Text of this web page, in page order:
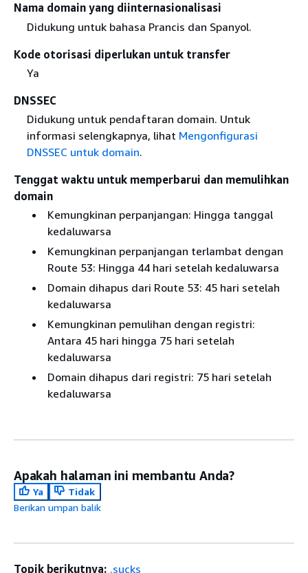
Nama domain yang diinternasionalisasi
Didukung untuk bahasa Prancis dan Spanyol.
Kode otorisasi diperlukan untuk transfer
Ya
DNSSEC
Didukung untuk pendaftaran domain. Untuk
informasi selengkapnya, lihat Mengonfigurasi
DNSSEC untuk domain.
Tenggat waktu untuk memperbarui dan memulihkan
domain
Kemungkinan perpanjangan: Hingga tanggal
kedaluwarsa
Kemungkinan perpanjangan terlambat dengan
Route 53: Hingga 44 hari setelah kedaluwarsa
Domain dihapus dari Route 53: 45 hari setelah
kedaluwarsa
Kemungkinan pemulihan dengan registri:
Antara 45 hari hingga 75 hari setelah
kedaluwarsa
Domain dihapus dari registri: 75 hari setelah
kedaluwarsa
Apakah halaman ini membantu Anda?
Ya
Tidak
Berikan umpan balik
Topik berikutnya: .sucks